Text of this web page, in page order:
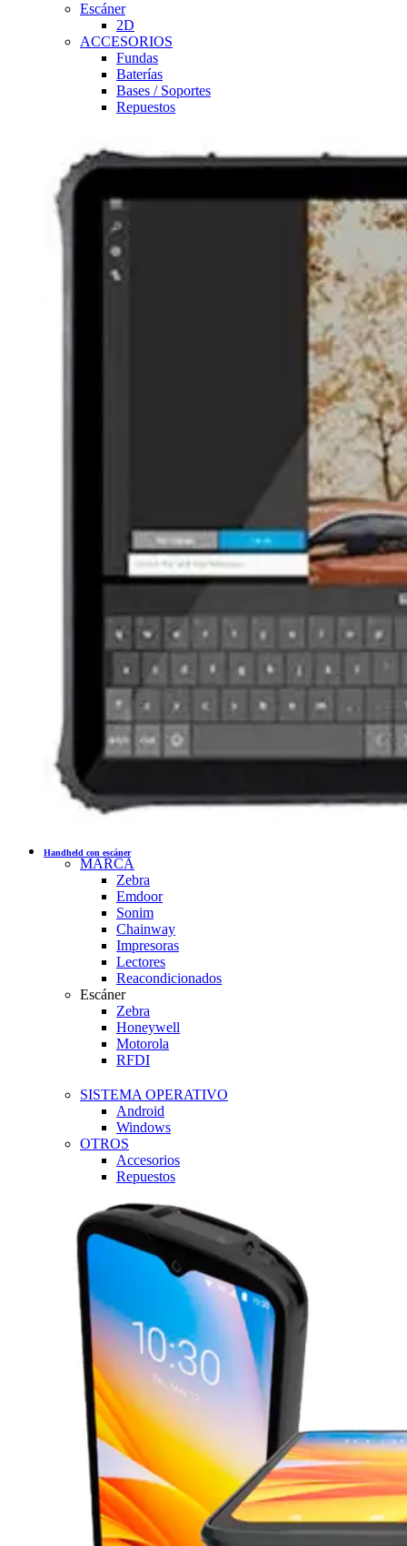
Escáner
2D
ACCESORIOS
Fundas
Baterías
Bases / Soportes
Repuestos
Handheld con escáner
MARCA
Zebra
Emdoor
Sonim
Chainway
Impresoras
Lectores
Reacondicionados
Escáner
Zebra
Honeywell
Motorola
RFDI
SISTEMA OPERATIVO
Android
Windows
OTROS
Accesorios
Repuestos